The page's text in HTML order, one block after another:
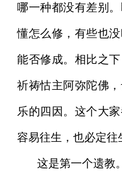
哪一种都没有差别
懂怎么修，有些也
能否修成。相比之
祈祷怙主阿弥陀佛
乐的四因。这个大
容易往生，也必定往
这是第一个遗教。